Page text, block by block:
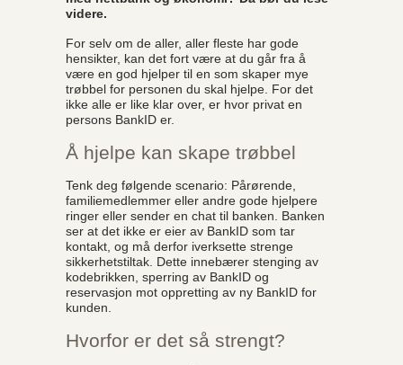
videre.
For selv om de aller, aller fleste har gode
hensikter, kan det fort være at du går fra å
være en god hjelper til en som skaper mye
trøbbel for personen du skal hjelpe. For det
ikke alle er like klar over, er hvor privat en
persons BankID er.
Å hjelpe kan skape trøbbel
Tenk deg følgende scenario: Pårørende,
familiemedlemmer eller andre gode hjelpere
ringer eller sender en chat til banken. Banken
ser at det ikke er eier av BankID som tar
kontakt, og må derfor iverksette strenge
sikkerhetstiltak. Dette innebærer stenging av
kodebrikken, sperring av BankID og
reservasjon mot oppretting av ny BankID for
kunden.
Hvorfor er det så strengt?